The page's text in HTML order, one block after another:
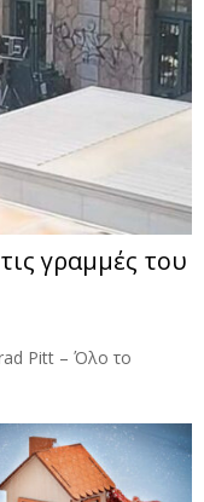
γραμμές του
Pitt – Όλο το